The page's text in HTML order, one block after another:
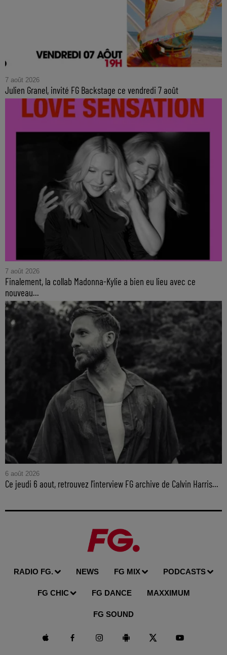
7 août 2026
Julien Granel, invité FG Backstage ce vendredi 7 août
7 août 2026
Finalement, la collab Madonna-Kylie a bien eu lieu avec ce
nouveau...
6 août 2026
Ce jeudi 6 aout, retrouvez l'interview FG archive de Calvin Harris...
RADIO FG. NEWS FG MIX PODCASTS
FG CHIC FG DANCE MAXXIMUM
FG SOUND